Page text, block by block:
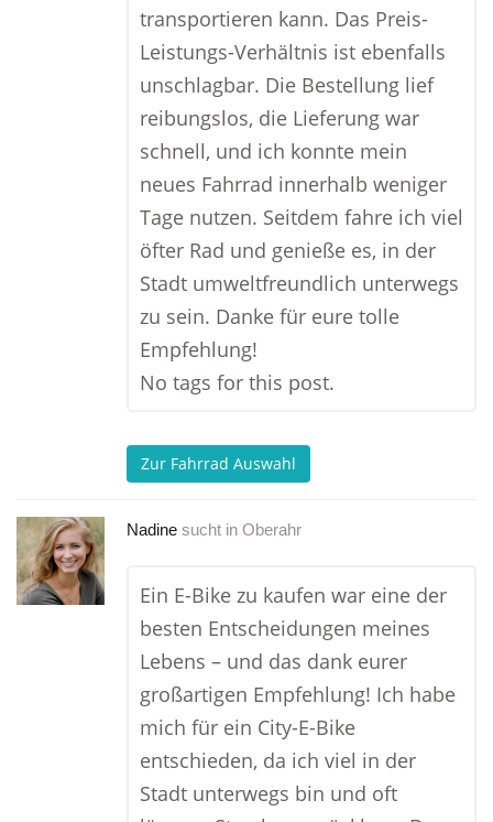
transportieren kann. Das Preis-
Leistungs-Verhältnis ist ebenfalls
unschlagbar. Die Bestellung lief
reibungslos, die Lieferung war
schnell, und ich konnte mein
neues Fahrrad innerhalb weniger
Tage nutzen. Seitdem fahre ich viel
öfter Rad und genieße es, in der
Stadt umweltfreundlich unterwegs
zu sein. Danke für eure tolle
Empfehlung!
No tags for this post.
Zur Fahrrad Auswahl
Nadine sucht in Oberahr
Ein E-Bike zu kaufen war eine der
besten Entscheidungen meines
Lebens – und das dank eurer
großartigen Empfehlung! Ich habe
mich für ein City-E-Bike
entschieden, da ich viel in der
Stadt unterwegs bin und oft